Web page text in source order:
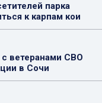
парка
к карпам кои
с ветеранами СВО
в Сочи